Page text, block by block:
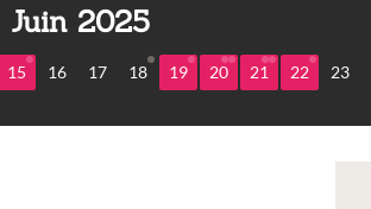
Juin 2025
15 16 17 18 19 20 21 22 23